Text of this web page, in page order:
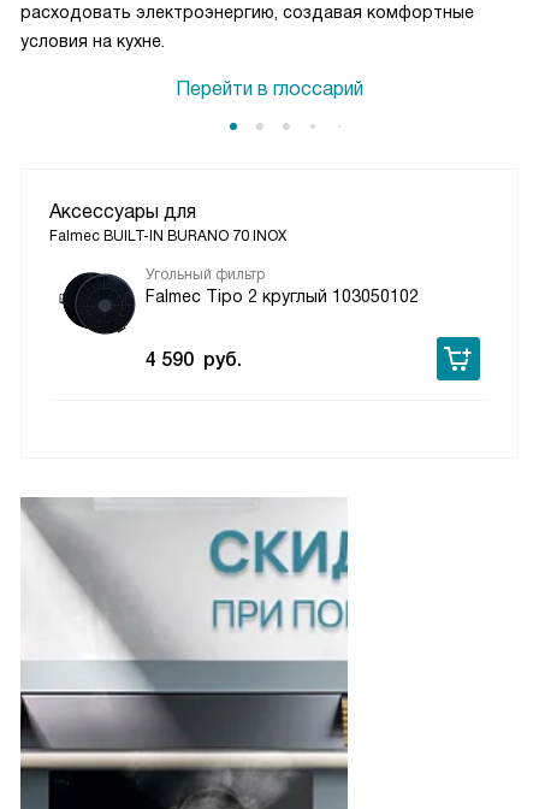
расходовать электроэнергию, создавая комфортные
условия на кухне.
Перейти в глоссарий
Аксессуары для
Falmec BUILT-IN BURANO 70 INOX
Угольный фильтр
Falmec Tipo 2 круглый 103050102
4 590 руб.